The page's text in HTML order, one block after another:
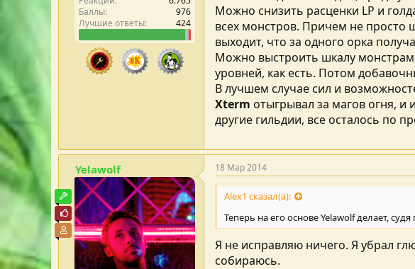
Баллы
976
Лучшие ответы
424
Можно снизить расценки LP и
всех монстров. Причем не просто
выходит, что за одного орка
Можно выстроить шкалу
уровней, как есть. Потом
В лучшем случае сил и
Xterm отыгрывал за магов огня, и
другие гильдии, все осталось по
Yelawolf
Модостроитель
Почётный пользователь
Участник форума
18 Мар 2014
Alex1 сказал(а):
Теперь на его основе Yelawolf делает,
Я не исправляю ничего. Я убрал
собираюсь.